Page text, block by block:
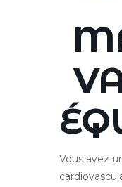
Vous avez